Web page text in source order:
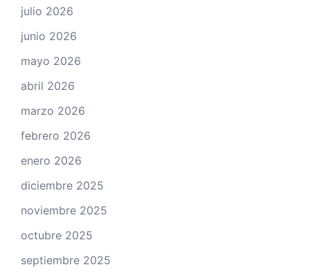
julio 2026
junio 2026
mayo 2026
abril 2026
marzo 2026
febrero 2026
enero 2026
diciembre 2025
noviembre 2025
octubre 2025
septiembre 2025